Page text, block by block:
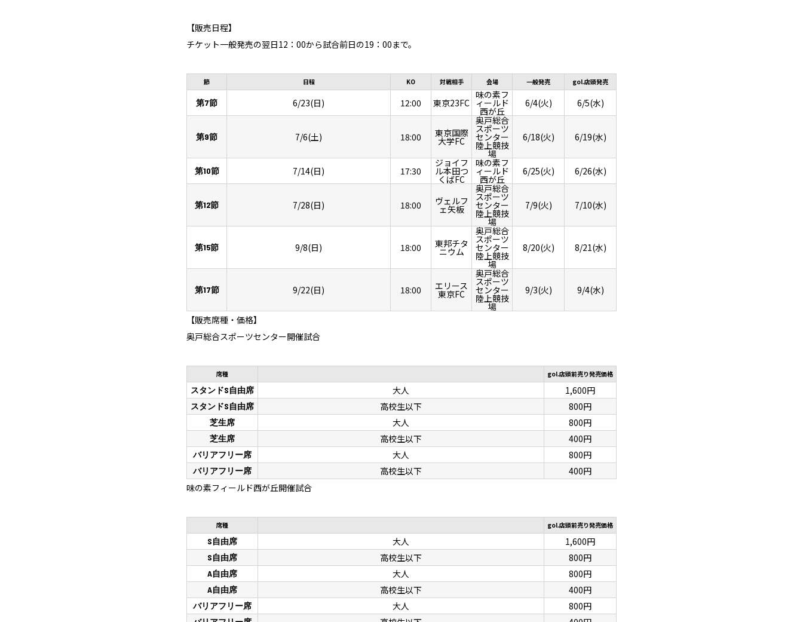
【販売日程】
チケット一般発売の翌日12：00から試合前日の19：00まで。
節 日程 KO 対戦相手 会場 一般発売 gol.店頭発売
第7節 6/23(日) 12:00 東京23FC
味の素フ
ィールド
西が丘
6/4(火) 6/5(水)
第9節 7/6(土) 18:00 東京国際
大学FC
奥戸総合
スポーツ
センター
陸上競技
場
6/18(火) 6/19(水)
第10節 7/14(日) 17:30
ジョイフ
ル本田つ
くばFC
味の素フ
ィールド
西が丘
6/25(火) 6/26(水)
第12節 7/28(日) 18:00 ヴェルフ
ェ矢板
奥戸総合
スポーツ
センター
陸上競技
場
7/9(火) 7/10(水)
第15節 9/8(日) 18:00 東邦チタ
ニウム
奥戸総合
スポーツ
センター
陸上競技
場
8/20(火) 8/21(水)
第17節 9/22(日) 18:00 エリース
東京FC
奥戸総合
スポーツ
センター
陸上競技
場
9/3(火) 9/4(水)
【販売席種・価格】
奥戸総合スポーツセンター開催試合
席種 gol.店頭前売り発売価格
スタンドS自由席 大人 1,600円
スタンドS自由席 高校生以下 800円
芝生席 大人 800円
芝生席 高校生以下 400円
バリアフリー席 大人 800円
バリアフリー席 高校生以下
400円
味の素フィールド西が丘開催試合
席種 gol.店頭前売り発売価格
S自由席 大人 1,600円
S自由席 高校生以下 800円
A自由席 大人 800円
A自由席 高校生以下 400円
バリアフリー席 大人 800円